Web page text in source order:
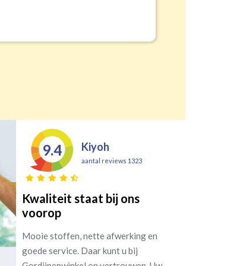
9.4 Kiyoh
aantal reviews 1323
Kwaliteit staat bij ons
voorop
Mooie stoffen, nette afwerking en
goede service. Daar kunt u bij